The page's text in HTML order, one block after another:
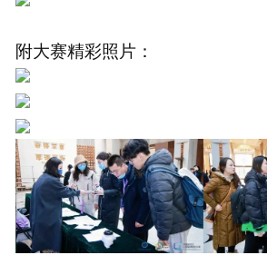
附大赛精彩照片：